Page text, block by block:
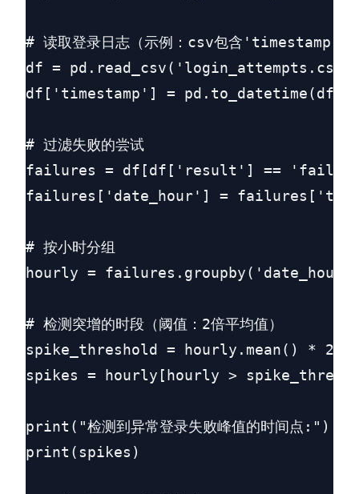
# 读取登录日志（示例：csv包含
df =
df['timestamp'] =
# 过滤失败的尝试
failures = df[df['result'] == 'fail']
failures['date_hour'] =
# 按小时分组
hourly =
# 检测突增的时段（阈值：2倍平均值）
spike_threshold = hourly.mean() * 2
spikes = hourly[hourly >
print("检测到异常登录失败峰值的时间点:")
print(spikes)